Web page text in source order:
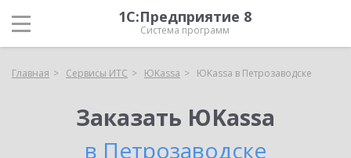
1С:Предприятие 8
Система программ
Главная Сервисы ИТС ЮKassa ЮKassa в Петрозаводске
Заказать ЮKassa
в Петрозаводске